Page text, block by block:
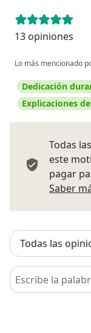
13 opiniones
Lo más mencionado
Dedicación
Explicaciones
Todas
este
pagar
Saber
Busca en